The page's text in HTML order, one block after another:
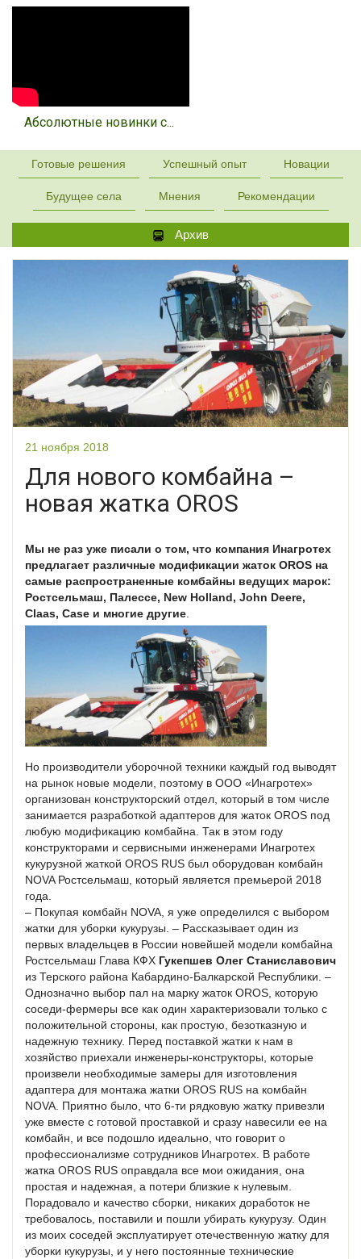
Абсолютные новинки с...
Готовые решения Успешный опыт Новации
Будущее села Мнения Рекомендации
Архив
21 ноября 2018
Для нового комбайна –
новая жатка OROS
Мы не раз уже писали о том, что компания Инагротех
предлагает различные модификации жаток OROS на
самые распространенные комбайны ведущих марок:
Ростсельмаш, Палессе, New Holland, John Deere,
Claas, Case и многие другие.
Но производители уборочной техники каждый год выводят
на рынок новые модели, поэтому в ООО «Инагротех»
организован конструкторский отдел, который в том числе
занимается разработкой адаптеров для жаток OROS под
любую модификацию комбайна. Так в этом году
конструкторами и сервисными инженерами Инагротех
кукурузной жаткой OROS RUS был оборудован комбайн
NOVA Ростсельмаш, который является премьерой 2018
года.
– Покупая комбайн NOVA, я уже определился с выбором
жатки для уборки кукурузы. – Рассказывает один из
первых владельцев в России новейшей модели комбайна
Ростсельмаш Глава КФХ Гукепшев Олег Станиславович
из Терского района Кабардино-Балкарской Республики. –
Однозначно выбор пал на марку жаток OROS, которую
соседи-фермеры все как один характеризовали только с
положительной стороны, как простую, безотказную и
надежную технику. Перед поставкой жатки к нам в
хозяйство приехали инженеры-конструкторы, которые
произвели необходимые замеры для изготовления
адаптера для монтажа жатки OROS RUS на комбайн
NOVA. Приятно было, что 6-ти рядковую жатку привезли
уже вместе с готовой проставкой и сразу навесили ее на
комбайн, и все подошло идеально, что говорит о
профессионализме сотрудников Инагротех. В работе
жатка OROS RUS оправдала все мои ожидания, она
простая и надежная, а потери близкие к нулевым.
Порадовало и качество сборки, никаких доработок не
требовалось, поставили и пошли убирать кукурузу. Один
из моих соседей эксплуатирует отечественную жатку для
уборки кукурузы, и у него постоянные технические